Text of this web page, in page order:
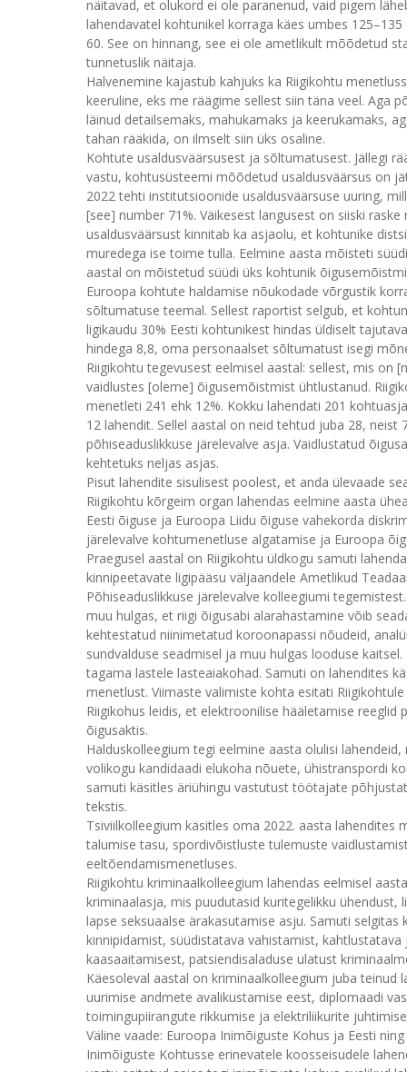
näitavad, et olukord ei ole paranenud, vaid pigem
lahendavatel kohtunikel korraga käes umbes
60. See on hinnang, see ei ole ametlikult mõõdetud
tunnetuslik näitaja.
Halvenemine kajastub kahjuks ka Riigikohtu
keeruline, eks me räägime sellest siin täna veel. Aga
läinud detailsemaks, mahukamaks ja keerukamaks,
tahan rääkida, on ilmselt siin üks osaline.
Kohtute usaldusväärsusest ja sõltumatusest. Jällegi
vastu, kohtusüsteemi mõõdetud usaldusväärsus on
2022 tehti institutsioonide usaldusväärsuse uuring,
[see] number 71%. Väikesest langusest on siiski
usaldusväärsust kinnitab ka asjaolu, et kohtunike
muredega ise toime tulla. Eelmine aasta mõisteti
aastal on mõistetud süüdi üks kohtunik
Euroopa kohtute haldamise nõukodade võrgustik
sõltumatuse teemal. Sellest raportist selgub, et
ligikaudu 30% Eesti kohtunikest hindas üldiselt
hindega 8,8, oma personaalset sõltumatust isegi
Riigikohtu tegevusest eelmisel aastal: sellest, mis on
vaidlustes [oleme] õigusemõistmist ühtlustanud.
menetleti 241 ehk 12%. Kokku lahendati 201
12 lahendit. Sellel aastal on neid tehtud juba 28,
põhiseaduslikkuse järelevalve asja. Vaidlustatud
kehtetuks neljas asjas.
Pisut lahendite sisulisest poolest, et anda ülevaade
Riigikohtu kõrgeim organ lahendas eelmine aasta
Eesti õiguse ja Euroopa Liidu õiguse vahekorda
järelevalve kohtumenetluse algatamise ja Euroopa
Praegusel aastal on Riigikohtu üldkogu samuti
kinnipeetavate ligipääsu väljaandele Ametlikud
Põhiseaduslikkuse järelevalve kolleegiumi
muu hulgas, et riigi õigusabi alarahastamine võib
kehtestatud niinimetatud koroonapassi nõudeid,
sundvalduse seadmisel ja muu hulgas looduse
tagama lastele lasteaiakohad. Samuti on lahendites
menetlust. Viimaste valimiste kohta esitati
Riigikohus leidis, et elektroonilise hääletamise
õigusaktis.
Halduskolleegium tegi eelmine aasta olulisi
volikogu kandidaadi elukoha nõuete, ühistranspordi
samuti käsitles äriühingu vastutust töötajate
tekstis.
Tsiviilkolleegium käsitles oma 2022. aasta
talumise tasu, spordivõistluste tulemuste
eeltõendamismenetluses.
Riigikohtu kriminaalkolleegium lahendas eelmisel
kriminaalasja, mis puudutasid kuritegelikku
lapse seksuaalse ärakasutamise asju. Samuti
kinnipidamist, süüdistatava vahistamist,
kaasaaitamisest, patsiendisaladuse ulatust
Käesoleval aastal on kriminaalkolleegium juba
uurimise andmete avalikustamise eest, diplomaadi
toimingupiirangute rikkumise ja elektriliikurite
Väline vaade: Euroopa Inimõiguste Kohus ja Eesti
Inimõiguste Kohtusse erinevatele koosseisudele